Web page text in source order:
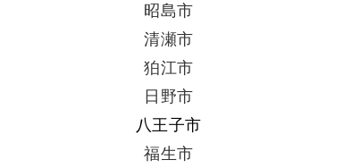
昭島市
清瀬市
狛江市
日野市
八王子市
福生市